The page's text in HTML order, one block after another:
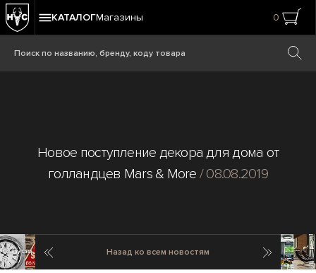
КАТАЛОГМагазины 0
Новое поступление декора для дома от
голландцев Mars & More / 08.08.2019
Предыдущая новостьНазад ко всем новостям